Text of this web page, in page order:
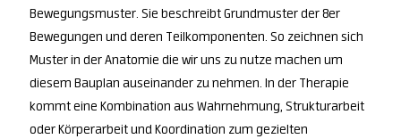
Bewegungsmuster. Sie beschreibt Grundmuster der 8er
Bewegungen und deren Teilkomponenten. So zeichnen sich
Muster in der Anatomie die wir uns zu nutze machen um
diesem Bauplan auseinander zu nehmen. In der Therapie
kommt eine Kombination aus Wahrnehmung, Strukturarbeit
oder Körperarbeit und Koordination zum gezielten